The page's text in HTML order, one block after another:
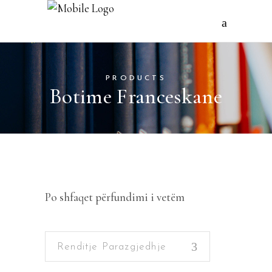
PRODUCTS
Botime Franceskane
Po shfaqet përfundimi i vetëm
Renditje Parazgjedhje